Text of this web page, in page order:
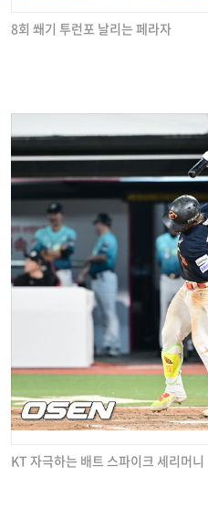
8회 쐐기 투런포 날리는 페라자
KT 자극하는 배트 스파이크 세리머니